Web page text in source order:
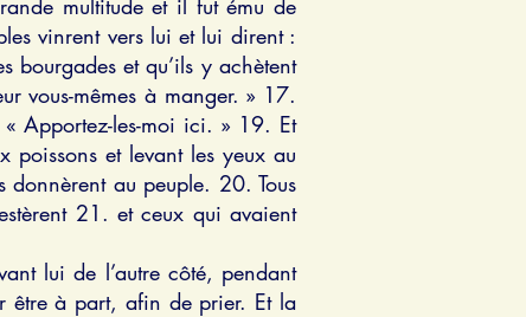
multitude et il fut ému de
vinrent vers lui et lui dirent :
bourgades et qu’ils y achètent
vous-mêmes à manger. » 17.
Apportez-les-moi ici. » 19. Et
poissons et levant les yeux au
au peuple. 20. Tous
21. et ceux qui avaient
lui de l’autre côté, pendant
être à part, afin de prier. Et la